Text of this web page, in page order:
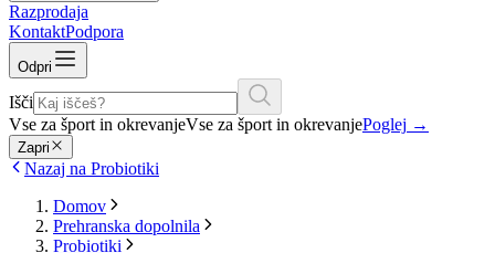
Razprodaja
KontaktPodpora
Odpri
Išči
Vse za šport in okrevanjeVse za šport in okrevanjePoglej →
Zapri
Nazaj na Probiotiki
Domov
Prehranska dopolnila
Probiotiki